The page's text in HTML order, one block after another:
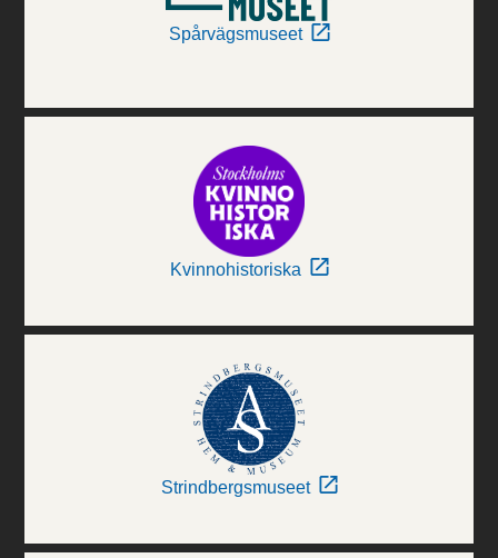
Spårvägsmuseet
Kvinnohistoriska
Strindbergsmuseet